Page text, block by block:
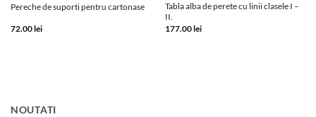
Pereche de suporti pentru cartonase
72.00lei
Tabla alba de perete cu linii clasele I –
II.
177.00lei
NOUTATI